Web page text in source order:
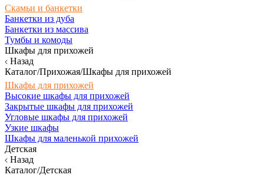
Скамьи и банкетки
Банкетки из дуба
Банкетки из массива
Тумбы и комоды
Шкафы для прихожей
Назад
Каталог/Прихожая/Шкафы для прихожей
Шкафы для прихожей
Высокие шкафы для прихожей
Закрытые шкафы для прихожей
Угловые шкафы для прихожей
Узкие шкафы
Шкафы для маленькой прихожей
Детская
Назад
Каталог/Детская